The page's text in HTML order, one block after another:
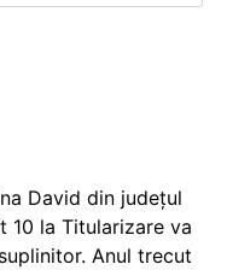
David din județul
10 la Titularizare va
Anul trecut